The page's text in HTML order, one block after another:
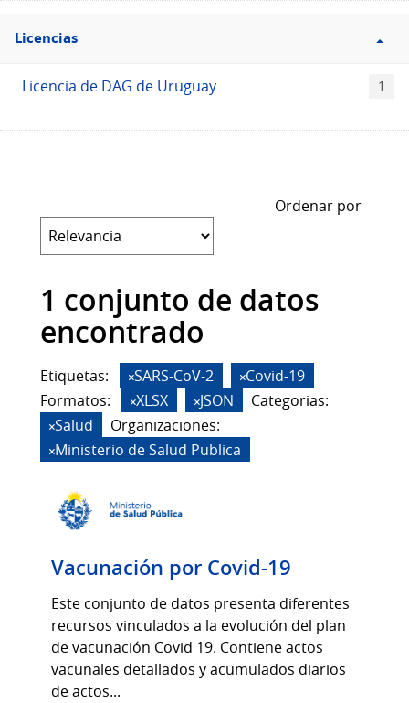
Filtro
Licencias
Licencias
Licencia de DAG de Uruguay 1
Ordenar por
1 conjunto de datos
encontrado
Etiquetas: SARS-CoV-2
Covid-19
Formatos:
XLSX JSON
Categorias:
Salud
Organizaciones:
Ministerio de Salud Publica
Vacunación por Covid-19
Este conjunto de datos presenta diferentes
recursos vinculados a la evolución del plan
de vacunación Covid 19. Contiene actos
vacunales detallados y acumulados diarios
de actos...